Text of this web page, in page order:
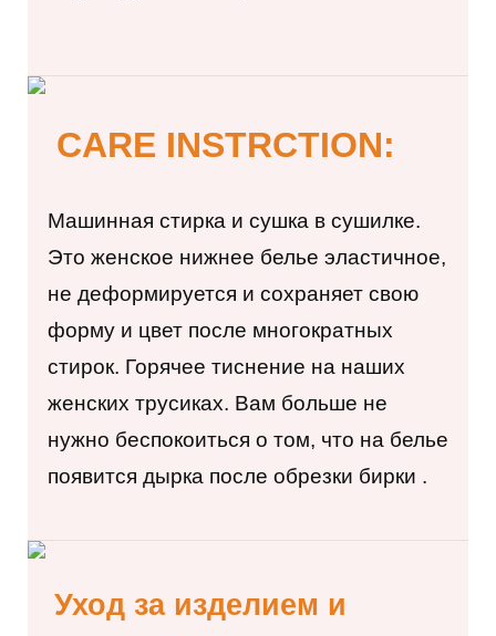
CARE INSTRCTION:
Машинная стирка и сушка в сушилке.
Это женское нижнее белье эластичное,
не деформируется и сохраняет свою
форму и цвет после многократных
стирок. Горячее тиснение на наших
женских трусиках. Вам больше не
нужно беспокоиться о том, что на белье
появится дырка после обрезки бирки .
Уход за изделием и